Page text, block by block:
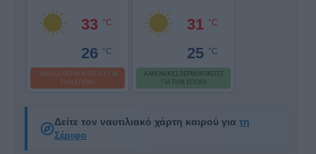
33 °C
26 °C
ΥΨΗΛΕΣ ΘΕΡΜΟΚΡΑΣΙΕΣ ΓΙΑ
ΤΗΝ ΕΠΟΧΗ
31 °C
25 °C
ΚΑΝΟΝΙΚΕΣ ΘΕΡΜΟΚΡΑΣΙΕΣ
ΓΙΑ ΤΗΝ ΕΠΟΧΗ
Δείτε τον ναυτιλιακό χάρτη καιρού για τη
Σέριφο